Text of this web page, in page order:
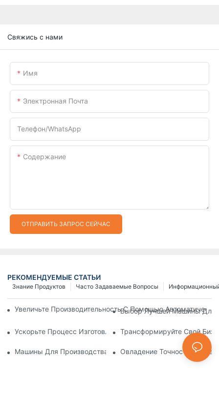
Свяжись с нами
Имя
Электронная Почта
Телефон/WhatsApp
Содержание
ОТПРАВИТЬ ЗАПРОС СЕЙЧАС
РЕКОМЕНДУЕМЫЕ СТАТЬИ
Часто Задаваемые Вопросы
Знание Продуктов
Увеличьте Производительность С ПомощьюВыбор Лучшей Машины Для
Ускорьте Процесс Изготовления Застежек-Молний С
Трансформируйте Свой
Машины Для Производства Пластиковых Молний:
Овладение Точностью: